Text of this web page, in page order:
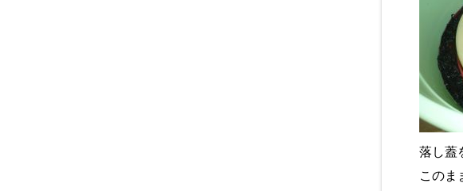
落し蓋
このま